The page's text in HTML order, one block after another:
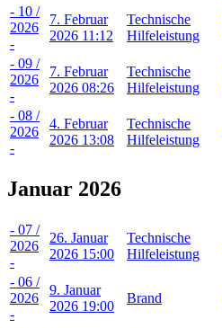
- 10 /
2026
-
7. Februar
2026 11:12
Technische
Hilfeleistung
- 09 /
2026
-
7. Februar
2026 08:26
Technische
Hilfeleistung
- 08 /
2026
-
4. Februar
2026 13:08
Technische
Hilfeleistung
Januar 2026
- 07 /
2026
-
26. Januar
2026 15:00
Technische
Hilfeleistung
- 06 /
2026
-
9. Januar
2026 19:00
Brand